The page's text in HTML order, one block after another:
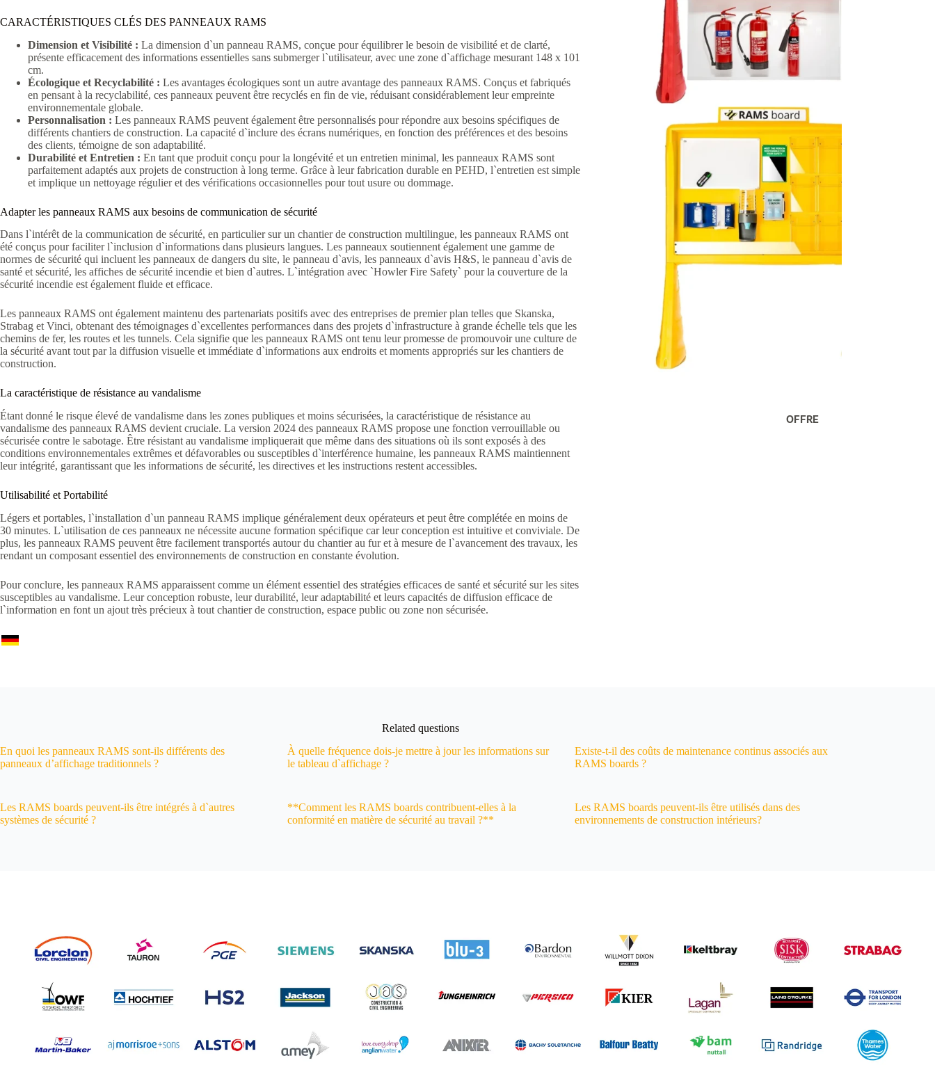
CARACTÉRISTIQUES CLÉS DES PANNEAUX RAMS
Dimension et Visibilité : La dimension d`un panneau RAMS, conçue pour équilibrer le besoin de visibilité et de clarté,
présente efficacement des informations essentielles sans submerger l`utilisateur, avec une zone d`affichage mesurant 148 x 101
cm.
Écologique et Recyclabilité : Les avantages écologiques sont un autre avantage des panneaux RAMS. Conçus et fabriqués
en pensant à la recyclabilité, ces panneaux peuvent être recyclés en fin de vie, réduisant considérablement leur empreinte
environnementale globale.
Personnalisation : Les panneaux RAMS peuvent également être personnalisés pour répondre aux besoins spécifiques de
différents chantiers de construction. La capacité d`inclure des écrans numériques, en fonction des préférences et des besoins
des clients, témoigne de son adaptabilité.
Durabilité et Entretien : En tant que produit conçu pour la longévité et un entretien minimal, les panneaux RAMS sont
parfaitement adaptés aux projets de construction à long terme. Grâce à leur fabrication durable en PEHD, l`entretien est simple
et implique un nettoyage régulier et des vérifications occasionnelles pour tout usure ou dommage.
Adapter les panneaux RAMS aux besoins de communication de sécurité
Dans l`intérêt de la communication de sécurité, en particulier sur un chantier de construction multilingue, les panneaux RAMS ont
été conçus pour faciliter l`inclusion d`informations dans plusieurs langues. Les panneaux soutiennent également une gamme de
normes de sécurité qui incluent les panneaux de dangers du site, le panneau d`avis, les panneaux d`avis H&S, le panneau d`avis de
santé et sécurité, les affiches de sécurité incendie et bien d`autres. L`intégration avec `Howler Fire Safety` pour la couverture de la
sécurité incendie est également fluide et efficace.
Les panneaux RAMS ont également maintenu des partenariats positifs avec des entreprises de premier plan telles que Skanska,
Strabag et Vinci, obtenant des témoignages d`excellentes performances dans des projets d`infrastructure à grande échelle tels que les
chemins de fer, les routes et les tunnels. Cela signifie que les panneaux RAMS ont tenu leur promesse de promouvoir une culture de
la sécurité avant tout par la diffusion visuelle et immédiate d`informations aux endroits et moments appropriés sur les chantiers de
construction.
La caractéristique de résistance au vandalisme
Étant donné le risque élevé de vandalisme dans les zones publiques et moins sécurisées, la caractéristique de résistance au
vandalisme des panneaux RAMS devient cruciale. La version 2024 des panneaux RAMS propose une fonction verrouillable ou
sécurisée contre le sabotage. Être résistant au vandalisme impliquerait que même dans des situations où ils sont exposés à des
conditions environnementales extrêmes et défavorables ou susceptibles d`interférence humaine, les panneaux RAMS maintiennent
leur intégrité, garantissant que les informations de sécurité, les directives et les instructions restent accessibles.
Utilisabilité et Portabilité
Légers et portables, l`installation d`un panneau RAMS implique généralement deux opérateurs et peut être complétée en moins de
30 minutes. L`utilisation de ces panneaux ne nécessite aucune formation spécifique car leur conception est intuitive et conviviale. De
plus, les panneaux RAMS peuvent être facilement transportés autour du chantier au fur et à mesure de l`avancement des travaux, les
rendant un composant essentiel des environnements de construction en constante évolution.
Pour conclure, les panneaux RAMS apparaissent comme un élément essentiel des stratégies efficaces de santé et sécurité sur les sites
susceptibles au vandalisme. Leur conception robuste, leur durabilité, leur adaptabilité et leurs capacités de diffusion efficace de
l`information en font un ajout très précieux à tout chantier de construction, espace public ou zone non sécurisée.
OFFRE
Related questions
En quoi les panneaux RAMS sont-ils différents des
panneaux d’affichage traditionnels ?
À quelle fréquence dois-je mettre à jour les informations sur
le tableau d`affichage ?
Existe-t-il des coûts de maintenance continus associés aux
RAMS boards ?
Les RAMS boards peuvent-ils être intégrés à d`autres
systèmes de sécurité ?
**Comment les RAMS boards contribuent-elles à la
conformité en matière de sécurité au travail ?**
Les RAMS boards peuvent-ils être utilisés dans des
environnements de construction intérieurs?